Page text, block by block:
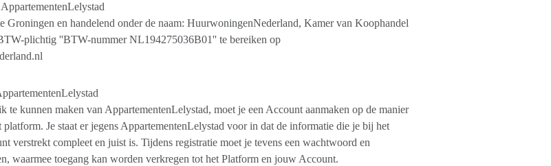
Groningen en handelend onder de naam: HuurwoningenNederland, Kamer van Koophandel
plichtig ''BTW-nummer NL194275036B01'' te bereiken op
te kunnen maken van AppartementenLelystad, moet je een Account aanmaken op de manier
platform. Je staat er jegens AppartementenLelystad voor in dat de informatie die je bij het
verstrekt compleet en juist is. Tijdens registratie moet je tevens een wachtwoord en
waarmee toegang kan worden verkregen tot het Platform en jouw Account.